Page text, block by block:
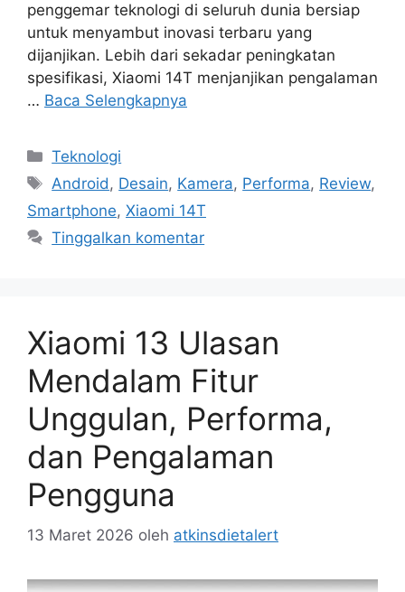
penggemar teknologi di seluruh dunia bersiap
untuk menyambut inovasi terbaru yang
dijanjikan. Lebih dari sekadar peningkatan
spesifikasi, Xiaomi 14T menjanjikan pengalaman
… Baca Selengkapnya
Kategori
Teknologi
Tag
Android, Desain, Kamera, Performa, Review,
Smartphone, Xiaomi 14T
Tinggalkan komentar
Xiaomi 13 Ulasan
Mendalam Fitur
Unggulan, Performa,
dan Pengalaman
Pengguna
13 Maret 2026 oleh atkinsdietalert